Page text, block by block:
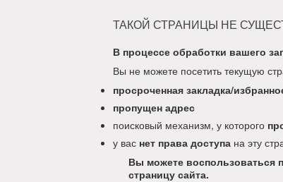
ТАКОЙ СТРАНИЦЫ НЕ
В процессе обработки вашего
Вы не можете посетить текущую
просроченная закладка/
пропущен адрес
поисковый механизм, у которого
у вас нет права доступа на эту
Вы можете воспользоваться
страницу сайта.